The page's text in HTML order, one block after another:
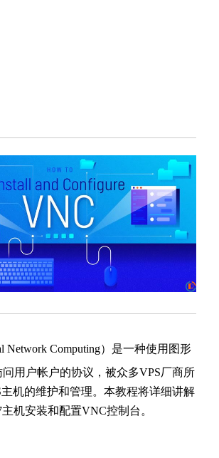
Network Computing）是一种使用图形
用户帐户的协议，被众多VPS厂商所
机的维护和管理。本教程将详细讲解
机安装和配置VNC控制台。